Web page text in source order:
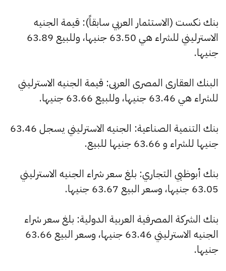
بنك نكست (الاستثمار العربي سابقاً): قيمة الجنيه
الاسترليني للشراء هي 63.50 جنيها، وللبيع 63.89
جنيها.
البنك العقارى المصرى العربى: قيمة الجنيه الاسترليني
للشراء هي 63.46 جنيها، وللبيع 63.66 جنيها.
بنك التنمية الصناعية: الجنيه الاسترليني يسجل 63.46
جنيها للشراء و 63.66 جنيها للبيع.
بنك أبوظبي التجاري: بلغ سعر شراء الجنيه الاسترليني
63.05 جنيها، وسعر البيع 63.67 جنيها.
بنك الشركة المصرفية العربية الدولية: بلغ سعر شراء
الجنيه الاسترليني 63.46 جنيها، وسعر البيع 63.66
جنيها.